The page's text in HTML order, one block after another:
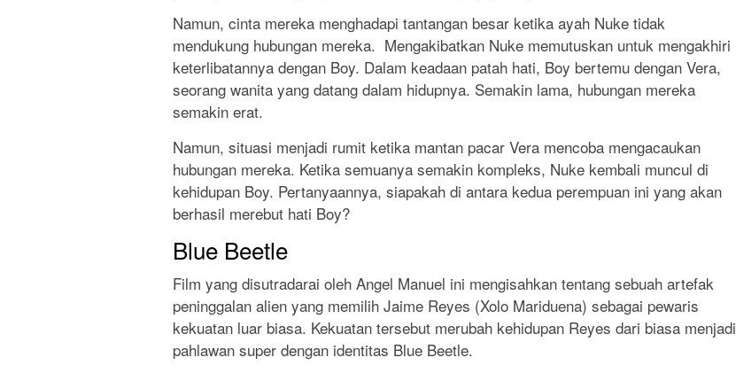
Namun, cinta mereka menghadapi tantangan besar ketika ayah Nuke tidak
mendukung hubungan mereka. Mengakibatkan Nuke memutuskan untuk mengakhiri
keterlibatannya dengan Boy. Dalam keadaan patah hati, Boy bertemu dengan Vera,
seorang wanita yang datang dalam hidupnya. Semakin lama, hubungan mereka
semakin erat.
Namun, situasi menjadi rumit ketika mantan pacar Vera mencoba mengacaukan
hubungan mereka. Ketika semuanya semakin kompleks, Nuke kembali muncul di
kehidupan Boy. Pertanyaannya, siapakah di antara kedua perempuan ini yang akan
berhasil merebut hati Boy?
Blue Beetle
Film yang disutradarai oleh Angel Manuel ini mengisahkan tentang sebuah artefak
peninggalan alien yang memilih Jaime Reyes (Xolo Mariduena) sebagai pewaris
kekuatan luar biasa. Kekuatan tersebut merubah kehidupan Reyes dari biasa menjadi
pahlawan super dengan identitas Blue Beetle.